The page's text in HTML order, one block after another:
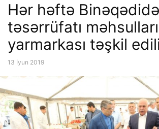
Hər həftə
təsərrüfatı
yarmarkası təşkil
13 İyun 2019